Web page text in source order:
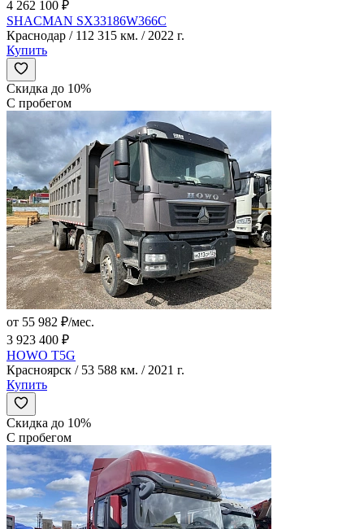
4 262 100 ₽
SHACMAN SX33186W366C
Краснодар / 112 315 км. / 2022 г.
Купить
Скидка до 10%
С пробегом
от 55 982 ₽/мес.
3 923 400 ₽
HOWO T5G
Красноярск / 53 588 км. / 2021 г.
Купить
Скидка до 10%
С пробегом